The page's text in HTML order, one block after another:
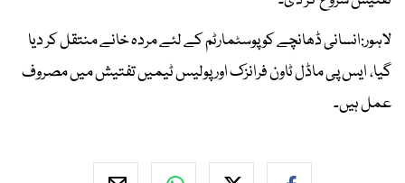
لاہور:انسانی ڈھانچے کو پوسٹمارٹم کے لئے مردہ خانے منتقل کر دیا
گیا، ایس پی ماڈل ٹاون فرانزک اور پولیس ٹیمیں تفتیش میں مصروف
عمل ہیں۔